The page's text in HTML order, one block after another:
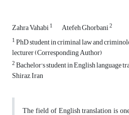
Zahra Vahabi1 Atefeh Ghorbani2
1PhD student in criminal law and
lecturer (Corresponding Author)
2Bachelor's student in English language
Shiraz, Iran
The field of English translation is